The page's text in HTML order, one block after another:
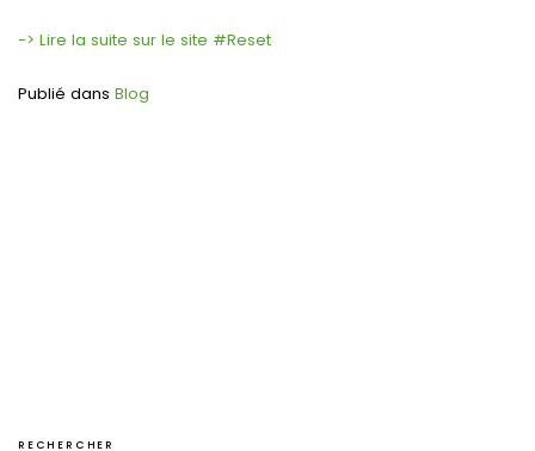
-> Lire la suite sur le site #Reset
Publié dans Blog
RECHERCHER